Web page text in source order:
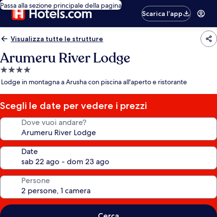
Passa alla sezione principale della pagina
Scarica l’app
Visualizza tutte le strutture
Arumeru River Lodge
Struttura
a
stelle
Lodge in montagna a Arusha con piscina all'aperto e ristorante
Scegli le date per vedere i prezzi
Dove vuoi andare?
Date
Persone